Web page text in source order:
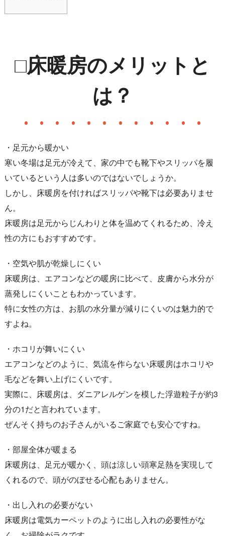
□床暖房のメリットと
は？
・足元から暖かい
寒い冬場は足元が冷えて、家の中でも靴下やスリッパを履
いているという人は多いのではないでしょうか。
しかし、床暖房を付ければスリッパや靴下は必要ありませ
ん。
床暖房は足元からじんわりと体を温めてくれるため、冷え
性の方にもおすすめです。
・空気や肌が乾燥しにくい
床暖房は、エアコンなどの暖房に比べて、皮膚から水分が
蒸発しにくいこともわかっています。
特に女性の方は、お肌の水分量が減りにくいのは魅力的で
すよね。
・ホコリが舞いにくい
エアコンなどのように、気流を作らない床暖房はホコリや
毛などを舞い上げにくいです。
実際に、床暖房は、ダニアレルゲンを模した浮遊粒子が約3
分の1だと言われています。
ぜんそく持ちのお子さんがいるご家庭でも安心ですね。
・部屋全体が暖まる
床暖房は、足元が暖かく、頭は涼しい頭寒足熱を実現して
くれるので、頭がのぼせる心配もありません。
・出し入れの必要がない
床暖房は電気カーペットのように出し入れの必要性がな